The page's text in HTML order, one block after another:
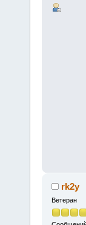
rk2y
Ветеран